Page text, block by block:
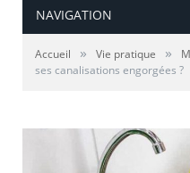
NAVIGATION
Accueil » Vie pratique »
ses canalisations engorgées ?